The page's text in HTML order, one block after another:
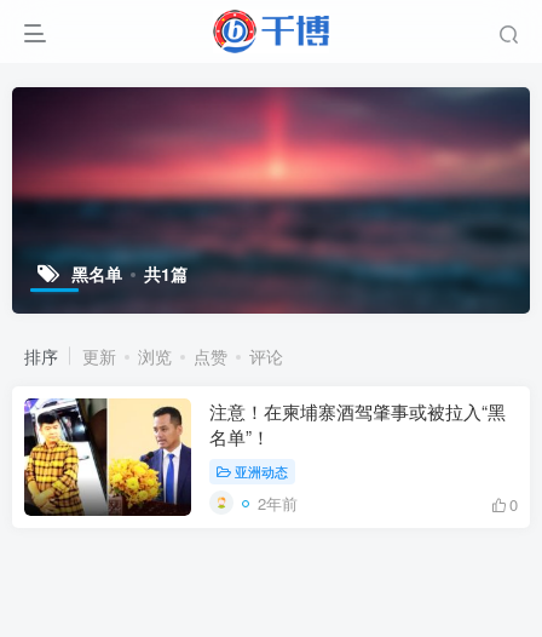
黑名单 共1篇
排序 更新 浏览 点赞 评论
注意！在柬埔寨酒驾肇事或被拉入“黑
名单”！
亚洲动态
2年前 0